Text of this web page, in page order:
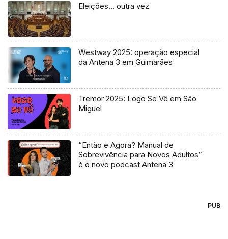
Eleições… outra vez
Westway 2025: operação especial
da Antena 3 em Guimarães
Tremor 2025: Logo Se Vê em São
Miguel
“Então e Agora? Manual de
Sobrevivência para Novos Adultos”
é o novo podcast Antena 3
PUB